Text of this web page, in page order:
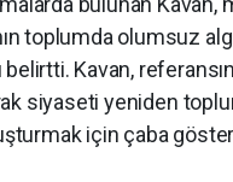
toplumda olumsuz
Kavan,
siyaseti yeniden
için çaba